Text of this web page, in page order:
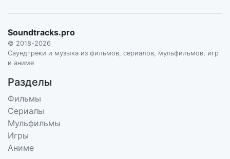
Soundtracks.pro
© 2018-2026
Саундтреки и музыка из фильмов, сериалов, мульфильмов, игр
и аниме
Разделы
Фильмы
Сериалы
Мульфильмы
Игры
Аниме